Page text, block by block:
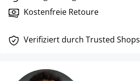
Kostenfreie Retoure
Verifiziert durch Trusted Shops